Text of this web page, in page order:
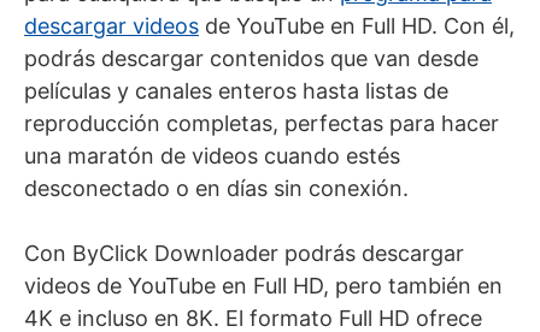
descargar videos de YouTube en Full HD. Con él,
podrás descargar contenidos que van desde
películas y canales enteros hasta listas de
reproducción completas, perfectas para hacer
una maratón de videos cuando estés
desconectado o en días sin conexión.
Con ByClick Downloader podrás descargar
videos de YouTube en Full HD, pero también en
4K e incluso en 8K. El formato Full HD ofrece